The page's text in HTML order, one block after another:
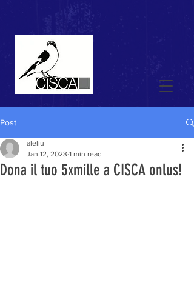
Post
Dona il tuo 5xmille a CISCA onlus!
aleliu
Jan 12, 2023 1 min read